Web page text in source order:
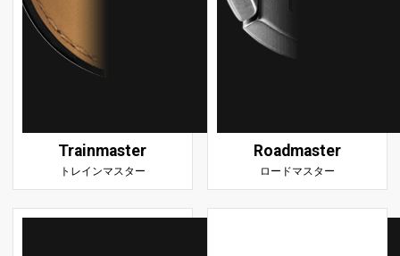
Trainmaster
トレインマスター
Roadmaster
ロードマスター